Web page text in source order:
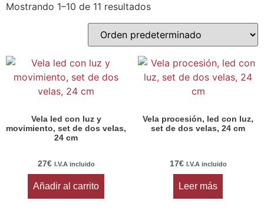
Mostrando 1–10 de 11 resultados
Vela led con luz y
movimiento, set de dos velas,
24 cm
27€ I.V.A incluido
Añadir al carrito
Vela procesión, led con luz,
set de dos velas, 24 cm
17€ I.V.A incluido
Leer más